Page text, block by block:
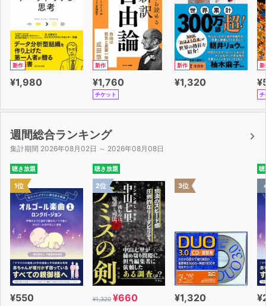
新作
¥1,980
新作
¥1,760
チケット
新作
¥1,320
新
チ
週間総合ランキング
集計期間 2026年08月02日 ～ 2026年08月08日
聴き放題
1位
¥550
聴き放題
2位
¥1,320 ¥660
3位
¥1,320
聴